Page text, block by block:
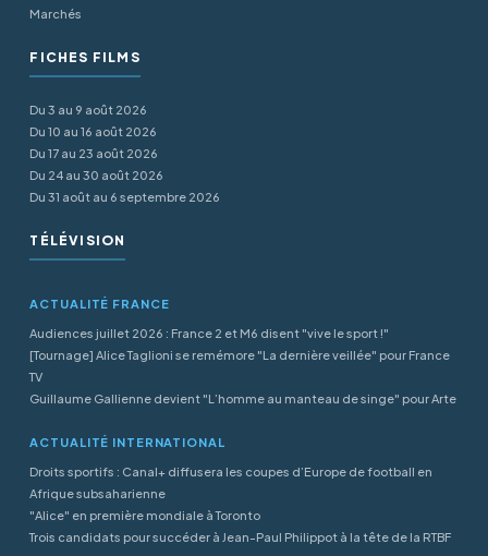
Marchés
FICHES FILMS
Du 3 au 9 août 2026
Du 10 au 16 août 2026
Du 17 au 23 août 2026
Du 24 au 30 août 2026
Du 31 août au 6 septembre 2026
TÉLÉVISION
ACTUALITÉ FRANCE
Audiences juillet 2026 : France 2 et M6 disent "vive le sport !"
[Tournage] Alice Taglioni se remémore "La dernière veillée" pour France
TV
Guillaume Gallienne devient "L’homme au manteau de singe" pour Arte
ACTUALITÉ INTERNATIONAL
Droits sportifs : Canal+ diffusera les coupes d’Europe de football en
Afrique subsaharienne
"Alice" en première mondiale à Toronto
Trois candidats pour succéder à Jean-Paul Philippot à la tête de la RTBF